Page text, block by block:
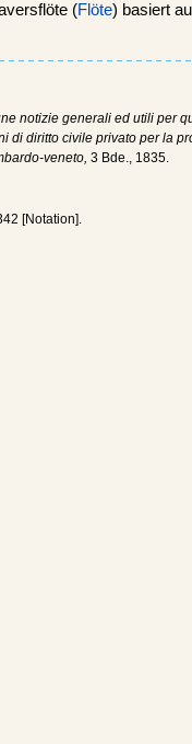
(Flöte) basiert
notizie generali ed utili per
di diritto civile privato per la
veneto, 3 Bde., 1835.
[Notation].